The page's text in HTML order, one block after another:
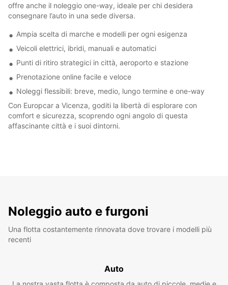
offre anche il noleggio one-way, ideale per chi desidera
consegnare l’auto in una sede diversa.
Ampia scelta di marche e modelli per ogni esigenza
Veicoli elettrici, ibridi, manuali e automatici
Punti di ritiro strategici in città, aeroporto e stazione
Prenotazione online facile e veloce
Noleggi flessibili: breve, medio, lungo termine e one-way
Con Europcar a Vicenza, goditi la libertà di esplorare con
comfort e sicurezza, scoprendo ogni angolo di questa
affascinante città e i suoi dintorni.
Noleggio auto e furgoni
Una flotta costantemente rinnovata dove trovare i modelli più
recenti
Auto